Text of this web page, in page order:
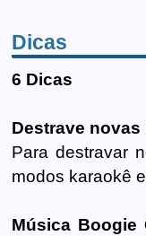
Dicas
6 Dicas
Destrave
Para destravar
modos karaokê
Música Boogie